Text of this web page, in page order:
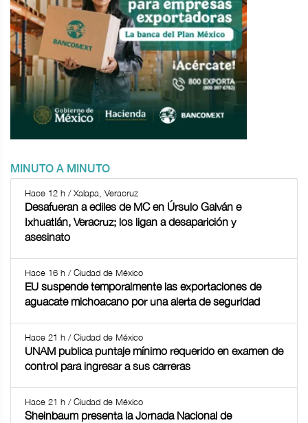
MINUTO A MINUTO
Hace 12 h / Xalapa, Veracruz
Desafueran a ediles de MC en Úrsulo Galván e
Ixhuatlán, Veracruz; los ligan a desaparición y
asesinato
Hace 16 h / Ciudad de México
EU suspende temporalmente las exportaciones de
aguacate michoacano por una alerta de seguridad
Hace 21 h / Ciudad de México
UNAM publica puntaje mínimo requerido en examen de
control para ingresar a sus carreras
Hace 21 h / Ciudad de México
Sheinbaum presenta la Jornada Nacional de